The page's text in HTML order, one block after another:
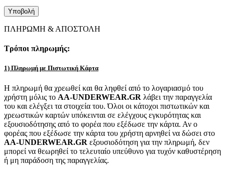
ΠΛΗΡΩΜΗ & ΑΠΟΣΤΟΛΗ
Τρόποι πληρωμής:
1) Πληρωμή με Πιστωτική Κάρτα
Η πληρωμή θα χρεωθεί και θα ληφθεί από το λογαριασμό του
χρήστη μόλις το AA-UNDERWEAR.GR λάβει την παραγγελία
του και ελέγξει τα στοιχεία του. Όλοι οι κάτοχοι πιστωτικών και
χρεωστικών καρτών υπόκεινται σε ελέγχους εγκυρότητας και
εξουσιοδότησης από το φορέα που εξέδωσε την κάρτα. Αν ο
φορέας που εξέδωσε την κάρτα του χρήστη αρνηθεί να δώσει στο
AA-UNDERWEAR.GR εξουσιοδότηση για την πληρωμή, δεν
μπορεί να θεωρηθεί το τελευταίο υπεύθυνο για τυχόν καθυστέρηση
ή μη παράδοση της παραγγελίας.